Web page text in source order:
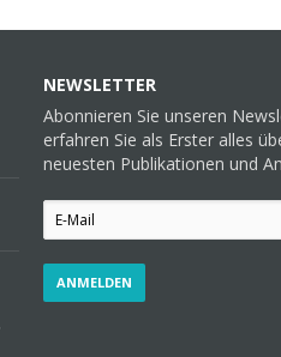
NEWSLETTER
Abonnieren Sie unseren
erfahren Sie als Erster alles
neuesten Publikationen und